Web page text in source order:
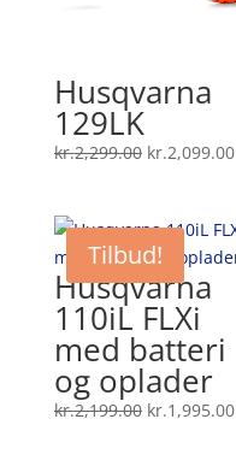
Husqvarna
129LK
kr.2,299.00 Den
var:
kr.2,099.00
Tilbud!
Husqvarna
110iL FLXi
med batteri
og oplader
kr.2,199.00 Den
kr.1,995.00